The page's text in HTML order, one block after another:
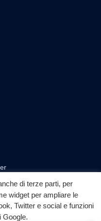
▶
di terze parti, per
widget per ampliare le
Twitter e social e funzioni
Google.